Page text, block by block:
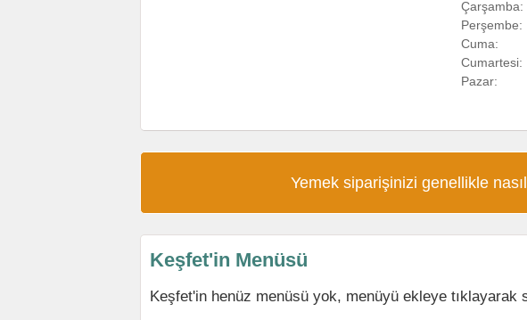
Çarşamba:
Perşembe:
Cuma:
Cumartesi:
Pazar:
Yemek siparişinizi genellikle
Keşfet'in Menüsü
Keşfet'in henüz menüsü yok, menüyü ekleye tıklayarak